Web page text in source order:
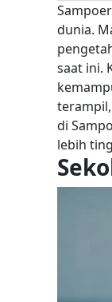
dunia.
saat ini.
di
lebih